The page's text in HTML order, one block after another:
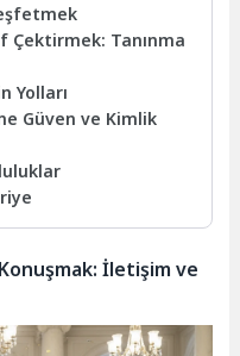
Çektirmek: Tanınma
Yolları
Güven ve Kimlik
İletişim ve